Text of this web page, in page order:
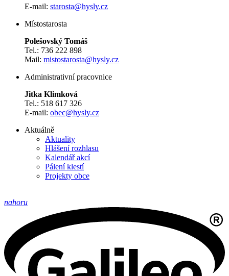
E-mail: starosta@hysly.cz
​​​​​​​Místostarosta
Polešovský Tomáš
Tel.: 736 222 898
Mail: mistostarosta@hysly.cz
Administrativní pracovnice
Jitka Klimková
Tel.: 518 617 326
E-mail: obec@hysly.cz
Aktuálně
Aktuality
Hlášení rozhlasu
Kalendář akcí
Pálení klestí
Projekty obce
nahoru